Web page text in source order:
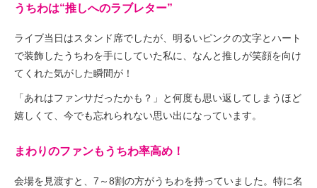
うちわは“推しへのラブレター”
ライブ当日はスタンド席でしたが、明るいピンクの文字とハート
で装飾したうちわを手にしていた私に、なんと推しが笑顔を向け
てくれた気がした瞬間が！
「あれはファンサだったかも？」と何度も思い返してしまうほど
嬉しくて、今でも忘れられない思い出になっています。
まわりのファンもうちわ率高め！
会場を見渡すと、7～8割の方がうちわを持っていました。特に名